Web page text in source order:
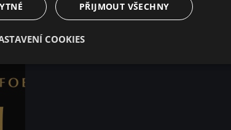
PŘIJMOUT VŠECHNY
COOKIES